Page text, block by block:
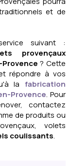
et de
suivant :
provençaux
? Cette
répondre à vos
la fabrication
Provence. Pour
contactez
de produits ou
volets
coulissants.